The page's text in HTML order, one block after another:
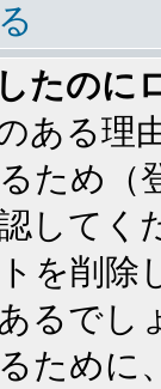
たのに
ある理
ため（
してく
を削除
るでし
ために